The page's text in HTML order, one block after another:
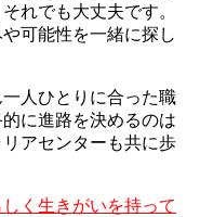
れでも大丈夫です。
可能性を一緒に探し
人ひとりに合った職
に進路を決めるのは
アセンターも共に歩
く生きがいを持って